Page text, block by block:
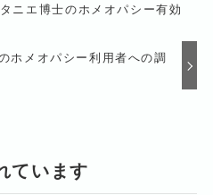
ニエ博士のホメオパシー有効
ホメオパシー利用者への調
ています